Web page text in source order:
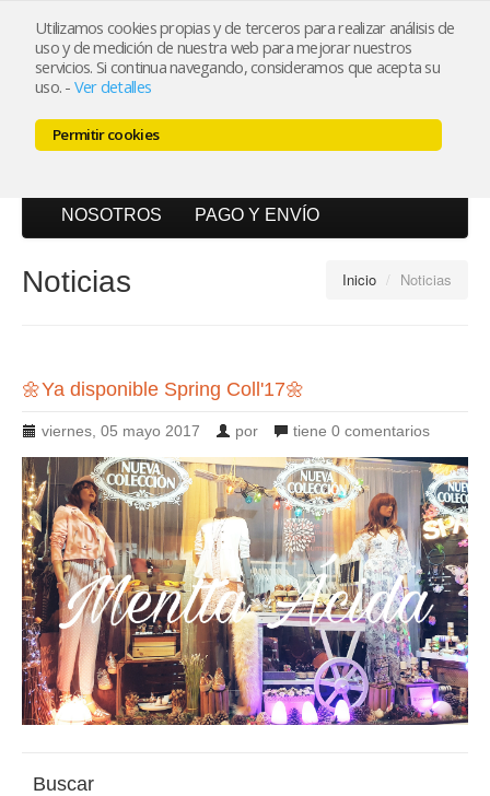
Utilizamos cookies propias y de terceros para realizar análisis de
uso y de medición de nuestra web para mejorar nuestros
servicios. Si continua navegando, consideramos que acepta su
uso. - Ver detalles
Permitir cookies
Mi cuenta
NOSOTROS PAGO Y ENVÍO
Inicio / Noticias
Noticias
🌼Ya disponible Spring Coll'17🌼
viernes, 05 mayo 2017 por tiene 0 comentarios
Buscar